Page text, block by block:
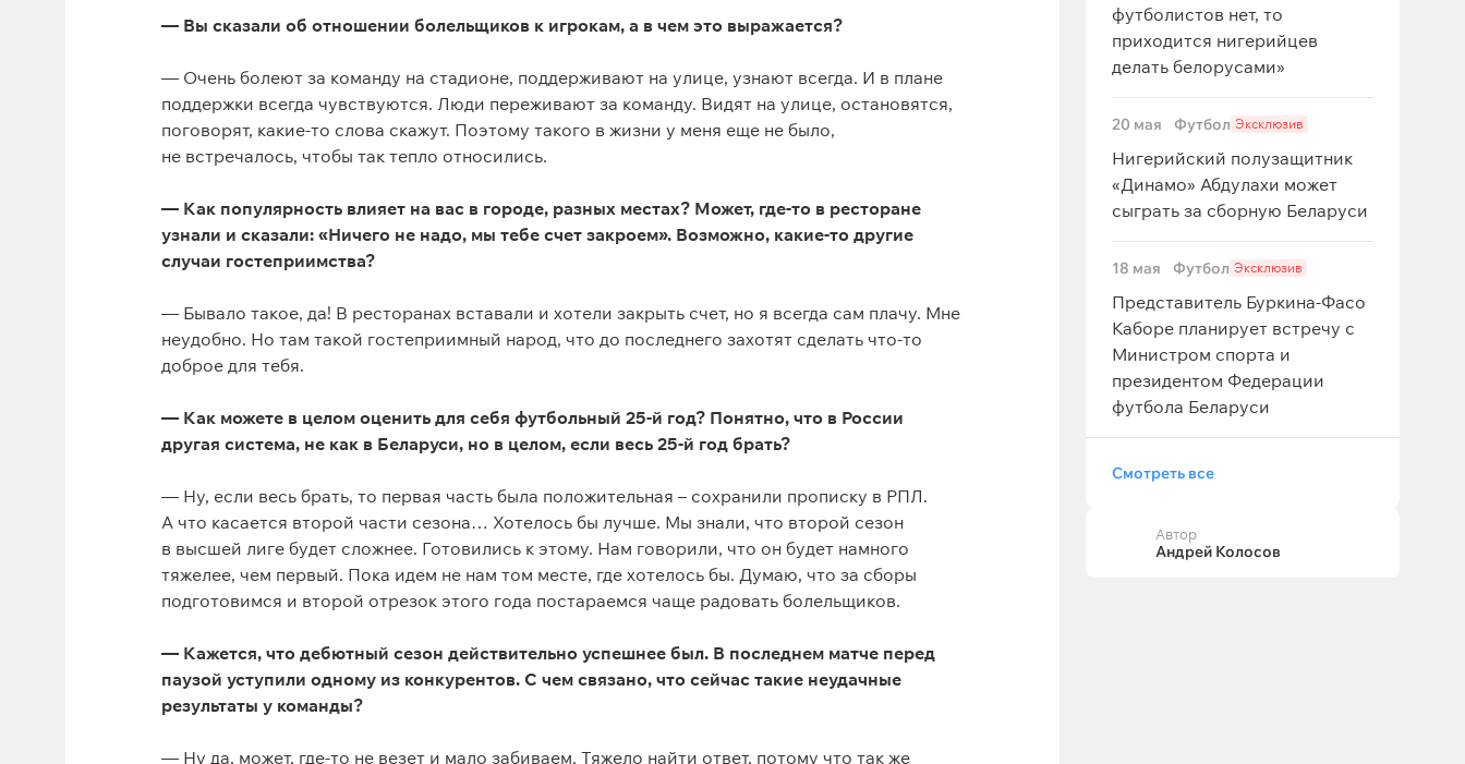
— Вы сказали об отношении болельщиков к игрокам, а в чем это выражается?
— Очень болеют за команду на стадионе, поддерживают на улице, узнают всегда. И в плане
поддержки всегда чувствуются. Люди переживают за команду. Видят на улице, остановятся,
поговорят, какие-то слова скажут. Поэтому такого в жизни у меня еще не было,
не встречалось, чтобы так тепло относились.
— Как популярность влияет на вас в городе, разных местах? Может, где-то в ресторане
узнали и сказали: «Ничего не надо, мы тебе счет закроем». Возможно, какие-то другие
случаи гостеприимства?
— Бывало такое, да! В ресторанах вставали и хотели закрыть счет, но я всегда сам плачу. Мне
неудобно. Но там такой гостеприимный народ, что до последнего захотят сделать что-то
доброе для тебя.
— Как можете в целом оценить для себя футбольный 25-й год? Понятно, что в России
другая система, не как в Беларуси, но в целом, если весь 25-й год брать?
— Ну, если весь брать, то первая часть была положительная – сохранили прописку в РПЛ.
А что касается второй части сезона… Хотелось бы лучше. Мы знали, что второй сезон
в высшей лиге будет сложнее. Готовились к этому. Нам говорили, что он будет намного
тяжелее, чем первый. Пока идем не нам том месте, где хотелось бы. Думаю, что за сборы
подготовимся и второй отрезок этого года постараемся чаще радовать болельщиков.
— Кажется, что дебютный сезон действительно успешнее был. В последнем матче перед
паузой уступили одному из конкурентов. С чем связано, что сейчас такие неудачные
результаты у команды?
— Ну да, может, где-то не везет и мало забиваем. Тяжело найти ответ, потому что так же
футболистов нет, то
приходится нигерийцев
делать белорусами»
20 мая Футбол Эксклюзив
Нигерийский полузащитник
«Динамо» Абдулахи может
сыграть за сборную Беларуси
18 мая Футбол Эксклюзив
Представитель Буркина-Фасо
Каборе планирует встречу с
Министром спорта и
президентом Федерации
футбола Беларуси
Смотреть все
Автор
Андрей Колосов